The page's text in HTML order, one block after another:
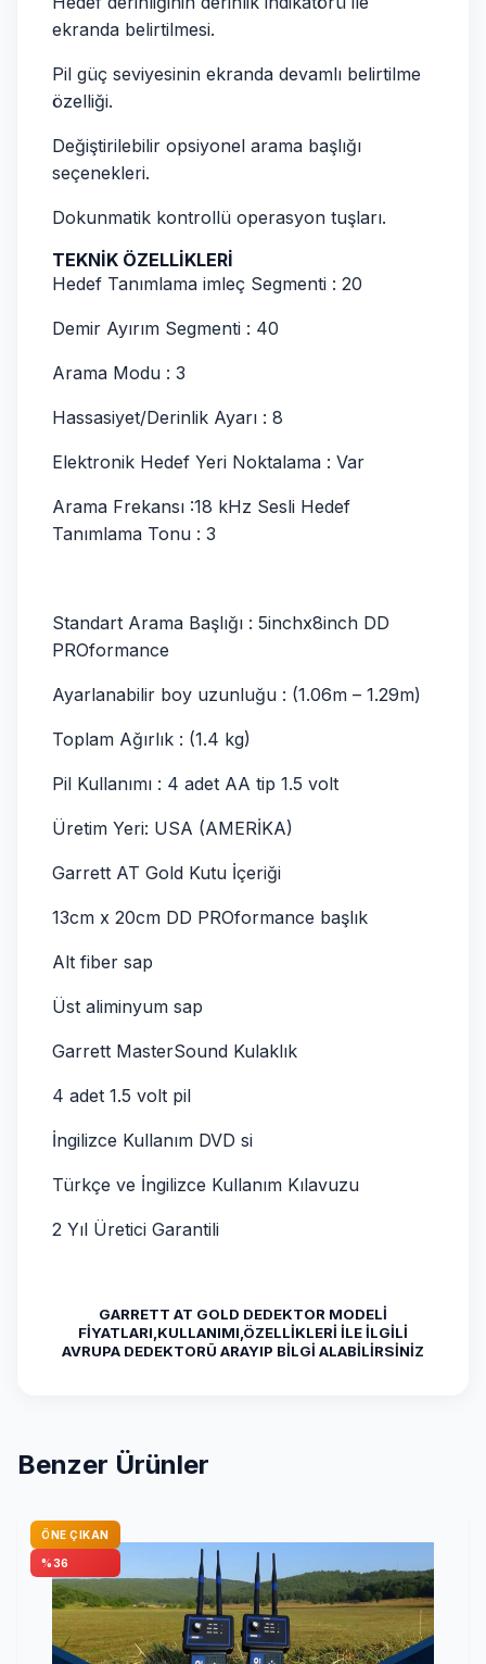
ekranda belirtilmesi.
Pil güç seviyesinin ekranda devamlı belirtilme
özelliği.
Değiştirilebilir opsiyonel arama başlığı
seçenekleri.
Dokunmatik kontrollü operasyon tuşları.
TEKNİK ÖZELLİKLERİ
Hedef Tanımlama imleç Segmenti : 20
Demir Ayırım Segmenti : 40
Arama Modu : 3
Hassasiyet/Derinlik Ayarı : 8
Elektronik Hedef Yeri Noktalama : Var
Arama Frekansı :18 kHz Sesli Hedef
Tanımlama Tonu : 3
Standart Arama Başlığı : 5inchx8inch DD
PROformance
Ayarlanabilir boy uzunluğu : (1.06m – 1.29m)
Toplam Ağırlık : (1.4 kg)
Pil Kullanımı : 4 adet AA tip 1.5 volt
Üretim Yeri: USA (AMERİKA)
Garrett AT Gold Kutu İçeriği
13cm x 20cm DD PROformance başlık
Alt fiber sap
Üst aliminyum sap
Garrett MasterSound Kulaklık
4 adet 1.5 volt pil
İngilizce Kullanım DVD si
Türkçe ve İngilizce Kullanım Kılavuzu
2 Yıl Üretici Garantili
GARRETT AT GOLD DEDEKTOR MODELİ
FİYATLARI,KULLANIMI,ÖZELLİKLERİ İLE İLGİLİ
AVRUPA DEDEKTORÜ ARAYIP BİLGİ ALABİLİRSİNİZ
Benzer Ürünler
ÖNE ÇIKAN
%36